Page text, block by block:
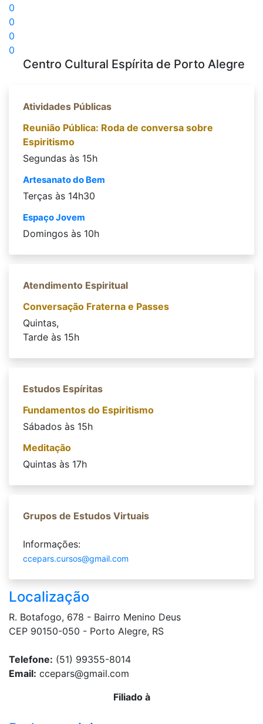
0
0
0
0
Centro Cultural Espírita de Porto Alegre
Atividades Públicas
Reunião Pública: Roda de conversa sobre
Espiritismo
Segundas às 15h
Artesanato do Bem
Terças às 14h30
Espaço Jovem
Domingos às 10h
Atendimento Espiritual
Conversação Fraterna e Passes
Quintas,
Tarde às 15h
Estudos Espíritas
Fundamentos do Espiritismo
Sábados às 15h
Meditação
Quintas às 17h
Grupos de Estudos Virtuais
Informações:
ccepars.cursos@gmail.com
Localização
R. Botafogo, 678 - Bairro Menino Deus
CEP 90150-050 - Porto Alegre, RS
Telefone: (51) 99355-8014
Email: ccepars@gmail.com
Filiado à